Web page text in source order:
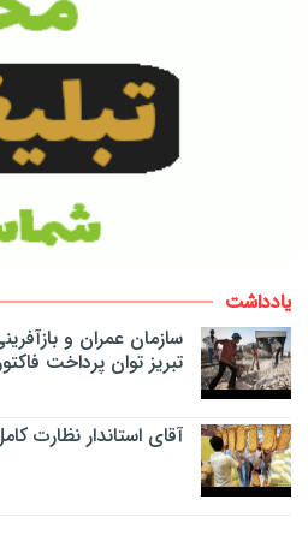
یادداشت
سازمان عمران و
تبریز توان پرداخت
آقای استاندار نظارت